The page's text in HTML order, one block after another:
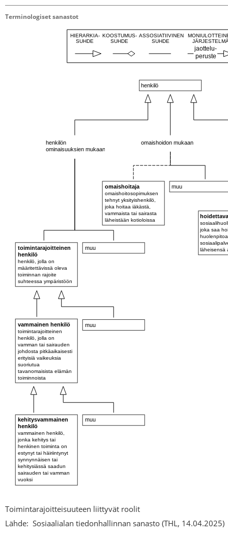
Terminologiset sanastot
Toimintarajoitteisuuteen liittyvät roolit
Lähde: Sosiaalialan tiedonhallinnan sanasto (THL, 14.04.2025)